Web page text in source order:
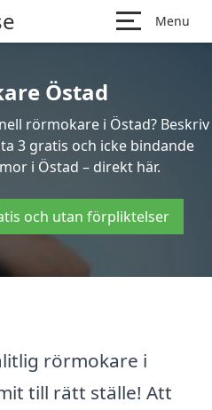
Menu
Östad
rörmokare i Östad? Beskriv
3 gratis och icke bindande
i Östad – direkt här.
och utan förpliktelser
rörmokare i
till rätt ställe! Att